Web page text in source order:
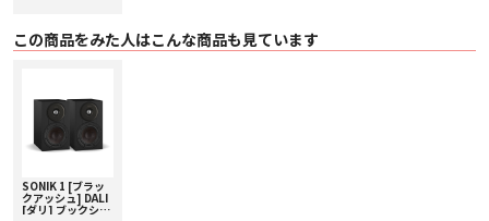
この商品をみた人はこんな商品も見ています
SONIK 1 [ブラッ
クアッシュ] DALI
[ダリ] ブックシェ